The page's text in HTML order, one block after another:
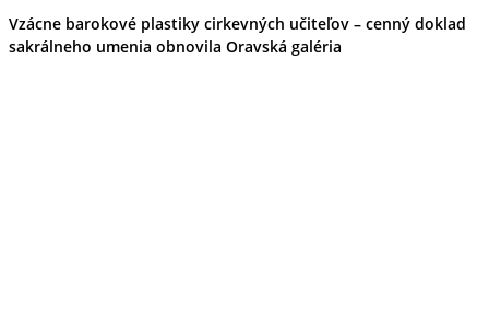
Vzácne barokové plastiky cirkevných učiteľov – cenný doklad
sakrálneho umenia obnovila Oravská galéria